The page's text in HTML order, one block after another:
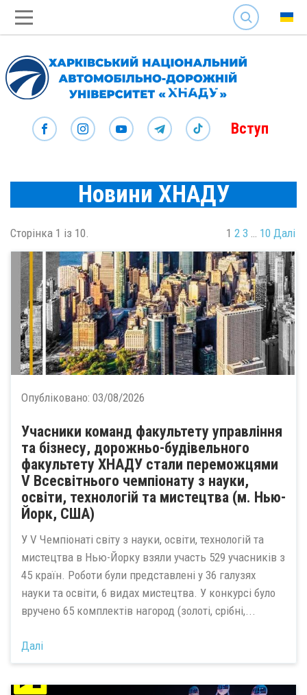
SEARCH
Вступ
Новини ХНАДУ
Сторінка 1 із 10. 1 2 3 … 10 Далі
Опубліковано: 03/08/2026
Учасники команд факультету управління
та бізнесу, дорожньо-будівельного
факультету ХНАДУ стали переможцями
V Всесвітнього чемпіонату з науки,
освіти, технологій та мистецтва (м. Нью-
Йорк, США)
У V Чемпіонаті світу з науки, освіти, технологій та
мистецтва в Нью-Йорку взяли участь 529 учасників з
45 країн. Роботи були представлені у 36 галузях
науки та освіти, 6 видах мистецтва. У конкурсі було
вручено 65 комплектів нагород (золоті, срібні,...
Далі